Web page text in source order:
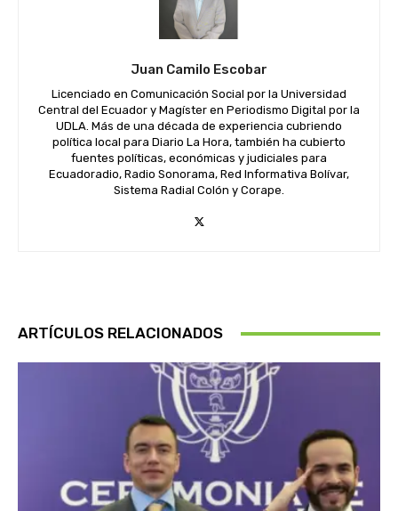
Juan Camilo Escobar
Licenciado en Comunicación Social por la Universidad
Central del Ecuador y Magíster en Periodismo Digital por la
UDLA. Más de una década de experiencia cubriendo
política local para Diario La Hora, también ha cubierto
fuentes políticas, económicas y judiciales para
Ecuadoradio, Radio Sonorama, Red Informativa Bolívar,
Sistema Radial Colón y Corape.
ARTÍCULOS RELACIONADOS